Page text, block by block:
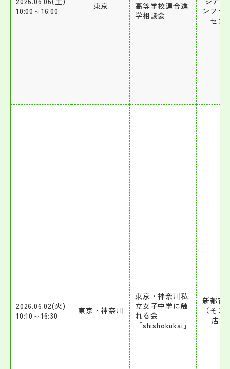
10:00～16:00
東京
高等学校連合進
学相談会
ンファ
セン
2026.06.02(火)
10:10～16:30
東京・神奈川
東京・神奈川私
立女子中学に触
れる会
「shishokukai」
新都市
（そご
店9